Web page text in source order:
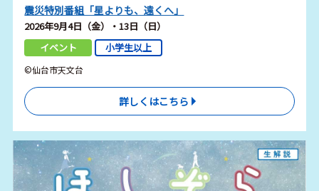
震災特別番組「星よりも、遠くへ」
2026年9月4日（金）・13日（日）
イベント
小学生以上
©仙台市天文台
詳しくはこちら